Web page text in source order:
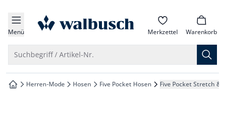
springen
springen
springen
springen
Menü zur Startseite Merkzettel Warenkorb
Suchbegriff / Artikel-Nr.
zur Startseite
Herren-Mode Hosen Five Pocket Hosen Five Pocket Stretch &